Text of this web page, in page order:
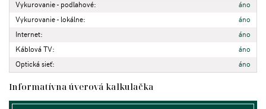
Vykurovanie - podlahové:
áno
Vykurovanie - lokálne:
áno
Internet:
áno
Káblová TV:
áno
Optická sieť:
áno
Informatívna úverová kalkulačka